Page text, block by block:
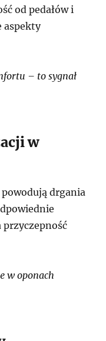
od pedałów i
aspekty
– to sygnał
w
drgania
przyczepność
w oponach